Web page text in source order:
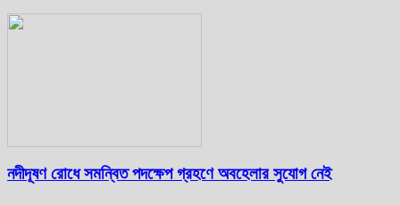
নদীদূষণ রোধে সমন্বিত পদক্ষেপ গ্রহণে অবহেলার সুযোগ নেই